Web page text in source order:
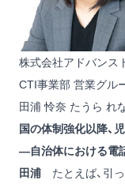
株式会社アドバンス
CTI事業部 営業グル
田浦 怜奈 たうら れ
国の体制強化以降、
―自治体における電
田浦 たとえば、引